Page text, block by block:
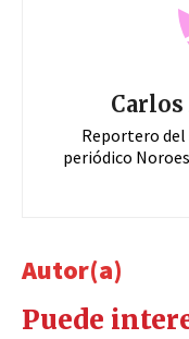
Reportero del
periódico
Autor(a)
Puede